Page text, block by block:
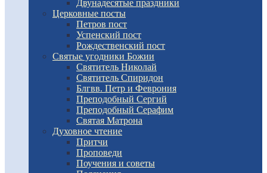
Двунадесятые праздники
Церковные посты
Петров пост
Успенский пост
Рождественский пост
Святые угодники Божии
Святитель Николай
Святитель Спиридон
Блгвв. Петр и Феврония
Преподобный Сергий
Преподобный Серафим
Святая Матрона
Духовное чтение
Притчи
Проповеди
Поучения и советы